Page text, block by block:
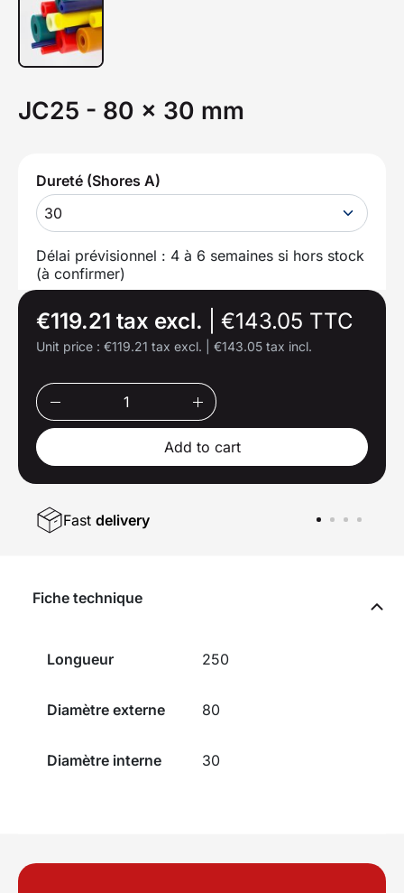
JC25 - 80 x 30 mm
Dureté (Shores A)
30
Délai prévisionnel : 4 à 6 semaines si hors stock
(à confirmer)
€119.21 tax excl. €143.05 TTC
Unit price : €119.21 tax excl. €143.05 tax incl.
Add to cart
Fast delivery
Fiche technique
Longueur 250
Diamètre externe 80
Diamètre interne 30